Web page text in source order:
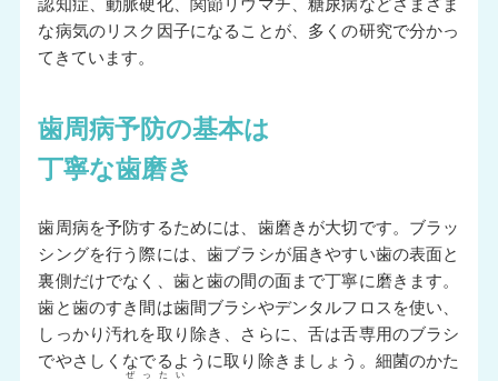
認知症、動脈硬化、関節リウマチ、糖尿病などさまざま
な病気のリスク因子になることが、多くの研究で分かっ
てきています。
歯周病予防の基本は
丁寧な歯磨き
歯周病を予防するためには、歯磨きが大切です。ブラッ
シングを行う際には、歯ブラシが届きやすい歯の表面と
裏側だけでなく、歯と歯の間の面まで丁寧に磨きます。
歯と歯のすき間は歯間ブラシやデンタルフロスを使い、
しっかり汚れを取り除き、さらに、舌は舌専用のブラシ
でやさしくなでるように取り除きましょう。細菌のかた
ぜったい